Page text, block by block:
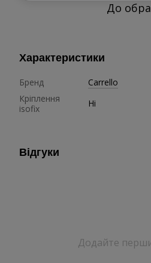
До
Характеристики
Бренд
Carrello
Кріплення
isofix
Ні
Відгуки
Додайте